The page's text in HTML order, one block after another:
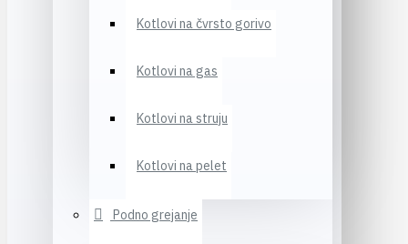
Kotlovi na čvrsto gorivo
Kotlovi na gas
Kotlovi na struju
Kotlovi na pelet
Podno grejanje